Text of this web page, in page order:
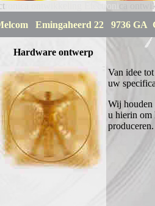
ronica ontwikkeling Electroni
ca
Emingaheerd 22 9736 GA
Hardware ontwerp
Van idee
uw
Wij houden
u hierin om
produceren.